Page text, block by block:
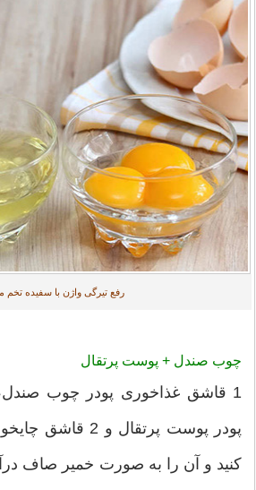
رفع تیرگی واژن با سفیده تخم
چوب صندل + پوست پرتقال
پودر پوست پرتقال
کنید و آن را به صورت خمیر صاف